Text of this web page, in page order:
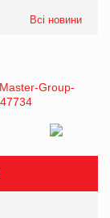
Всі новини